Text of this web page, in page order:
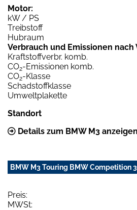
Motor:
kW / PS
Treibstoff
Hubraum
Verbrauch und Emissionen nach
Kraftstoffverbr. komb.
CO2-Emissionen komb.
CO2-Klasse
Schadstoffklasse
Umweltplakette
Standort
Details zum BMW M3 anzeigen
BMW M3 Touring BMW Competition
Preis:
MWSt: